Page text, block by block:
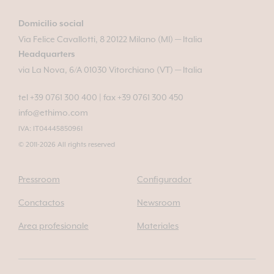
Domicilio social
Via Felice Cavallotti, 8 20122 Milano (MI) — Italia
Headquarters
via La Nova, 6/A 01030 Vitorchiano (VT) — Italia
tel +39 0761 300 400
fax +39 0761 300 450
info@ethimo.com
IVA: IT04445850961
© 2011-2026 All rights reserved
Pressroom Configurador
Conctactos Newsroom
Area profesionale Materiales